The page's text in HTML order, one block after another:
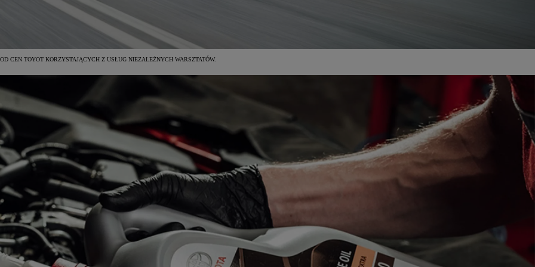
CEN TOYOT KORZYSTAJĄCYCH Z USŁUG NIEZALEŻNYCH WARSZTATÓW.